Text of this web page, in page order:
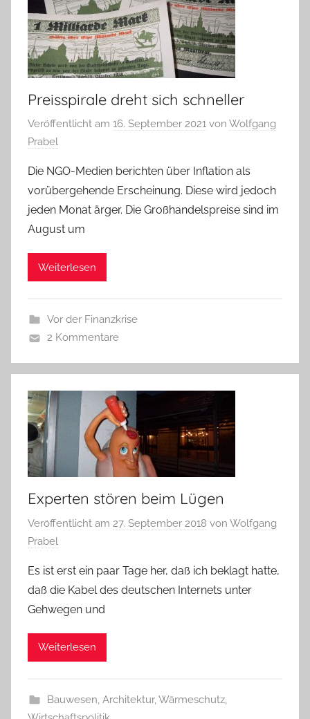
Preisspirale dreht sich schneller
Veröffentlicht am 16. September 2021 von Wolfgang
Prabel
Die NGO-Medien berichten über Inflation als
vorübergehende Erscheinung. Diese wird jedoch
jeden Monat ärger. Die Großhandelspreise sind im
August um
Weiterlesen
Vor der Finanzkrise
2 Kommentare
Experten stören beim Lügen
Veröffentlicht am 27. September 2018 von Wolfgang
Prabel
Es ist erst ein paar Tage her, daß ich beklagt hatte,
daß die Kabel des deutschen Internets unter
Gehwegen und
Weiterlesen
Bauwesen, Architektur, Wärmeschutz,